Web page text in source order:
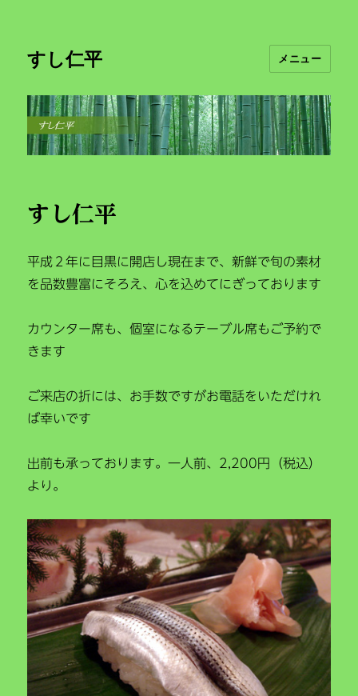
すし仁平 メニュー
すし仁平
平成２年に目黒に開店し現在まで、新鮮で旬の素材
を品数豊富にそろえ、心を込めてにぎっております
カウンター席も、個室になるテーブル席もご予約で
きます
ご来店の折には、お手数ですがお電話をいただけれ
ば幸いです
出前も承っております。一人前、2,200円（税込）
より。